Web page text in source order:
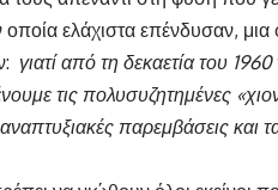
ελάχιστα επένδυσαν,
γιατί από τη δεκαετία του
τις πολυσυζητημένες
παρεμβάσεις και